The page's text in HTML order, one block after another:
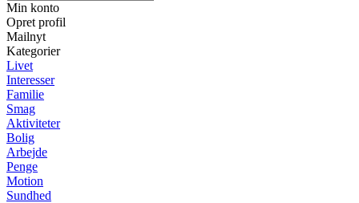
Min konto
Opret profil
Mailnyt
Kategorier
Livet
Interesser
Familie
Smag
Aktiviteter
Bolig
Arbejde
Penge
Motion
Sundhed